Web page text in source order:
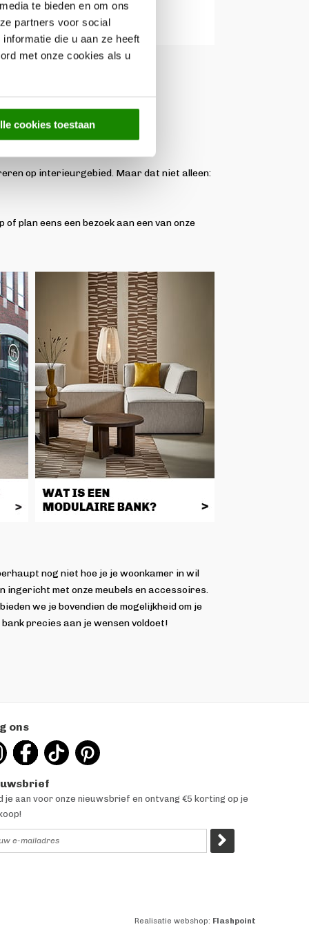
te bieden en om ons
partners voor social
die u aan ze heeft
met onze cookies als u
cookies toestaan
U-bank
op interieurgebied. Maar dat niet alleen:
of plan eens een bezoek aan een van onze
nog niet hoe je je woonkamer in wil
ingericht met onze meubels en accessoires.
we je bovendien de mogelijkheid om je
precies aan je wensen voldoet!
ons
je aan voor onze nieuwsbrief en ontvang €5 korting op je
Realisatie webshop: Flashpoint